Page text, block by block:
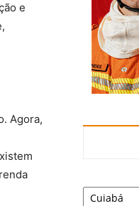
e
Agora,